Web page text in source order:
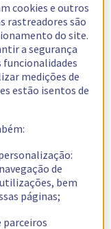
cookies e outros
rastreadores são
do site.
a segurança
funcionalidades
medições de
estão isentos de
de
bem
páginas;
parceiros